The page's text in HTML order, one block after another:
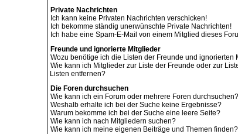
Private Nachrichten
Ich kann keine Privaten Nachrichten verschicken!
Ich bekomme ständig unerwünschte Private Nachrichten!
Ich habe eine Spam-E-Mail von einem Mitglied dieses
Freunde und ignorierte Mitglieder
Wozu benötige ich die Listen der Freunde und ignorierten
Wie kann ich Mitglieder zur Liste der Freunde oder zur
Listen entfernen?
Die Foren durchsuchen
Wie kann ich ein Forum oder mehrere Foren durchsuchen?
Weshalb erhalte ich bei der Suche keine Ergebnisse?
Warum bekomme ich bei der Suche eine leere Seite?
Wie kann ich nach Mitgliedern suchen?
Wie kann ich meine eigenen Beiträge und Themen finden?